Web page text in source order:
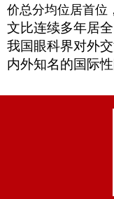
价总分均位居首位
文比连续多年居
我国眼科界对外
内外知名的国际